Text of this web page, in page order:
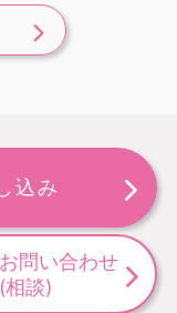
込み
お問い合わせ
(相談)